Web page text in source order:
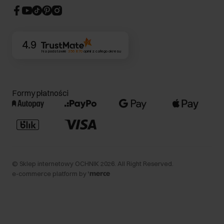
CSR
4.9
Na podstawie 356 870opinii z całego okresu
Formy płatności
© Sklep internetowy OCHNIK 2026 . All Right Reserved.
e-commerce platform by